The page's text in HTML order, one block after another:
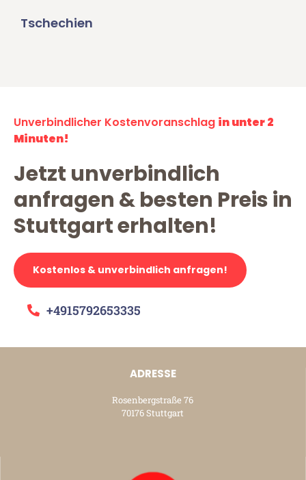
Tschechien
Unverbindlicher Kostenvoranschlag in unter 2
Minuten!
Jetzt unverbindlich
anfragen & besten Preis in
Stuttgart erhalten!
Kostenlos & unverbindlich anfragen!
+4915792653335
ADRESSE
Rosenbergstraße 76
70176 Stuttgart